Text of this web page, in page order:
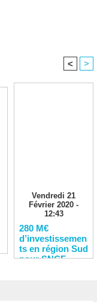
< >
Vendredi 21
Février 2020 -
12:43
280 M€
d’investissemen
ts en région Sud
pour SNCF